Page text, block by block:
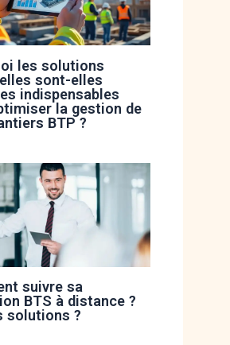
les solutions
sont-elles
indispensables
la gestion de
BTP ?
suivre sa
BTS à distance ?
solutions ?